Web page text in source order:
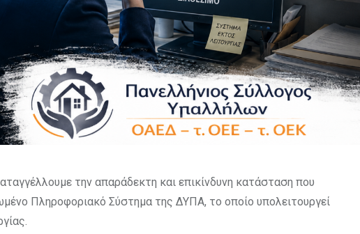
την απαράδεκτη και επικίνδυνη κατάσταση που
Πληροφοριακό Σύστημα της ΔΥΠΑ, το οποίο υπολειτουργεί